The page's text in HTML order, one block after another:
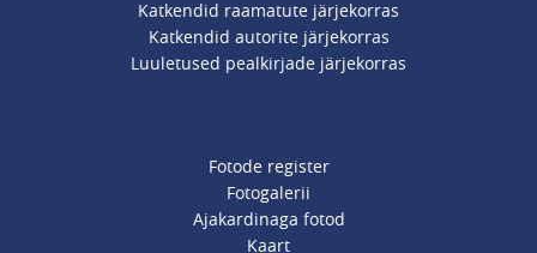
Katkendid raamatute järjekorras
Katkendid autorite järjekorras
Luuletused pealkirjade järjekorras
Fotode register
Fotogalerii
Ajakardinaga fotod
Kaart